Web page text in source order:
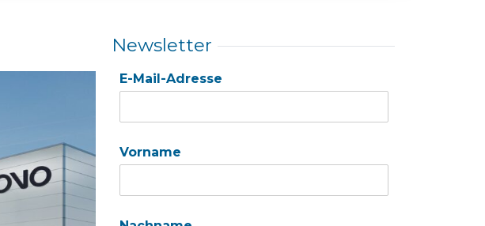
Newsletter
E-Mail-Adresse
Vorname